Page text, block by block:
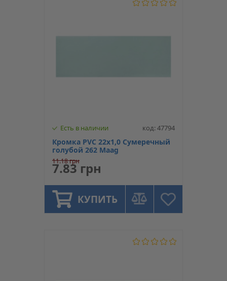
Есть в наличии код: 47794
Кромка PVC 22х1,0 Сумеречный
голубой 262 Maag
11.18 грн
7.83 грн
КУПИТЬ